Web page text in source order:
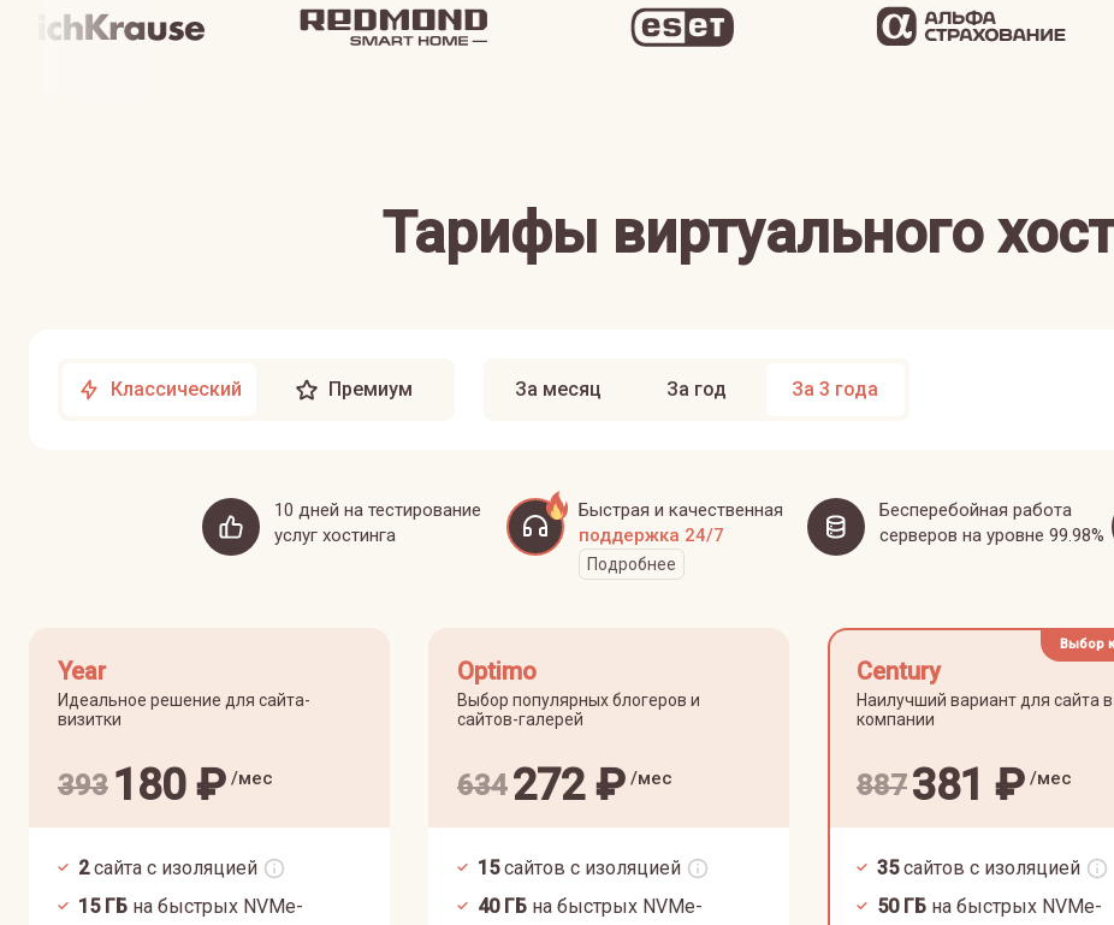
Тарифы виртуального
Классический Премиум За месяц За год За 3 года
10 дней на тестирование
услуг хостинга
Быстрая и качественная
поддержка 24/7
Подробнее
Бесперебойная работа
серверов на уровне 99.98%
Year
Идеальное решение для сайта-
визитки
393 180₽ /мес
2 сайта с изоляцией
15ГБ на быстрых NVMe-
Optimo
Выбор популярных блогеров и
сайтов-галерей
634272₽ /мес
15 сайтов с изоляцией
40ГБ на быстрых NVMe-
Выбор
Century
Наилучший вариант для сайта
компании
887381 ₽ /мес
35 сайтов с изоляцией
50ГБ на быстрых NVMe-